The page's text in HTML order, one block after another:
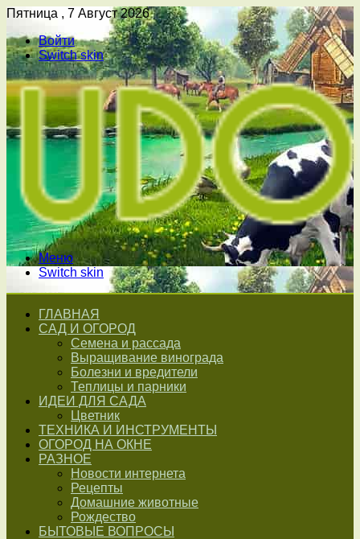
Пятница , 7 Август 2026
Войти
Switch skin
Меню
Switch skin
ГЛАВНАЯ
САД И ОГОРОД
Семена и рассада
Выращивание винограда
Болезни и вредители
Теплицы и парники
ИДЕИ ДЛЯ САДА
Цветник
ТЕХНИКА И ИНСТРУМЕНТЫ
ОГОРОД НА ОКНЕ
РАЗНОЕ
Новости интернета
Рецепты
Домашние животные
Рождество
БЫТОВЫЕ ВОПРОСЫ